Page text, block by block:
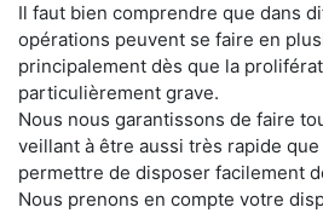
Il faut bien comprendre que dans
opérations peuvent se faire en
principalement dès que la
particulièrement grave.
Nous nous garantissons de faire
veillant à être aussi très rapide
permettre de disposer facilement
Nous prenons en compte votre